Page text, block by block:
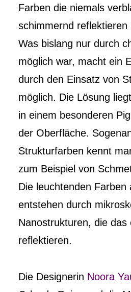
Farben die niemals
schimmernd reflektieren
Was bislang nur durch
möglich war, macht ein
durch den Einsatz von
möglich. Die Lösung
in einem besonderen
der Oberfläche.
Strukturfarben kennt
zum Beispiel von
Die leuchtenden Farben
entstehen durch
Nanostrukturen, die
reflektieren.
Die Designerin Noora